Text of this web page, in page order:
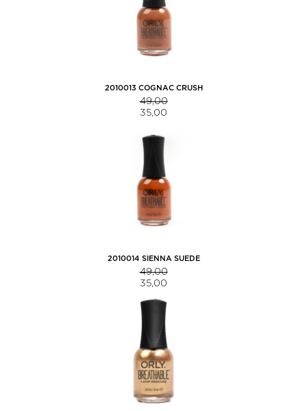
2010013 COGNAC CRUSH
49,00
35,00
2010014 SIENNA SUEDE
49,00
35,00